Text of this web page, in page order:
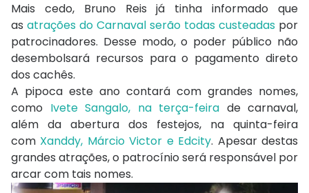
Mais cedo, Bruno Reis já tinha informado que
as atrações do Carnaval serão todas custeadas por
patrocinadores. Desse modo, o poder público não
desembolsará recursos para o pagamento direto
dos cachês.
A pipoca este ano contará com grandes nomes,
como Ivete Sangalo, na terça-feira de carnaval,
além da abertura dos festejos, na quinta-feira
com Xanddy, Márcio Victor e Edcity. Apesar destas
grandes atrações, o patrocínio será responsável por
arcar com tais nomes.